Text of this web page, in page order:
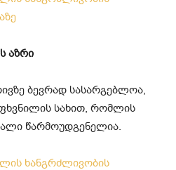
აზრი
ბევრად სასარგებლოა,
სახით, რომლის
წარმოუდგენელია.